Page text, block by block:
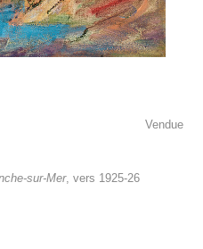
Vendue
sur-Mer, vers 1925-26